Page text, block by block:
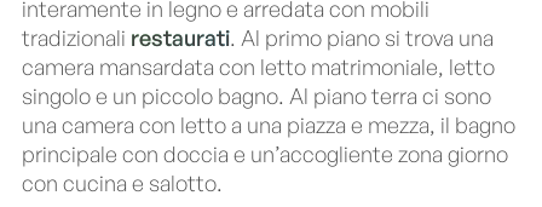
interamente in legno e arredata con mobili
tradizionali restaurati. Al primo piano si trova una
camera mansardata con letto matrimoniale, letto
singolo e un piccolo bagno. Al piano terra ci sono
una camera con letto a una piazza e mezza, il bagno
principale con doccia e un’accogliente zona giorno
con cucina e salotto.